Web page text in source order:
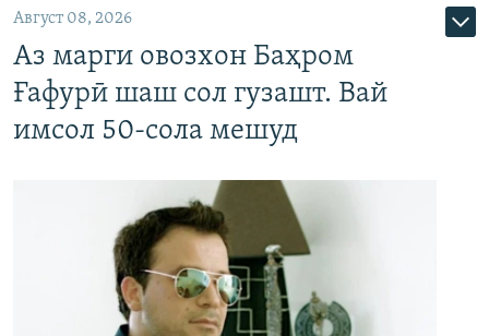
Август 08, 2026
Аз марги овозхон Баҳром
Ғафурӣ шаш сол гузашт. Вай
имсол 50-сола мешуд